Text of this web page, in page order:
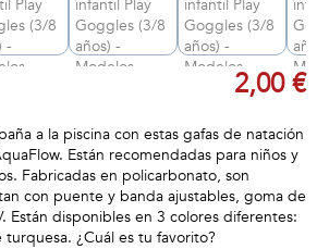
2,00 €
a la piscina con estas gafas de natación
Están recomendadas para niños y
Fabricadas en policarbonato, son
con puente y banda ajustables, goma de
Están disponibles en 3 colores diferentes:
¿Cuál es tu favorito?